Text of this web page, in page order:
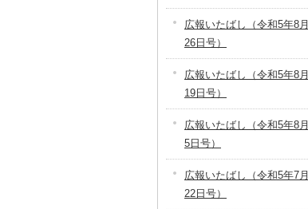
広報いたばし（令和5年8月
26日号）
広報いたばし（令和5年8月
19日号）
広報いたばし（令和5年8月
5日号）
広報いたばし（令和5年7月
22日号）